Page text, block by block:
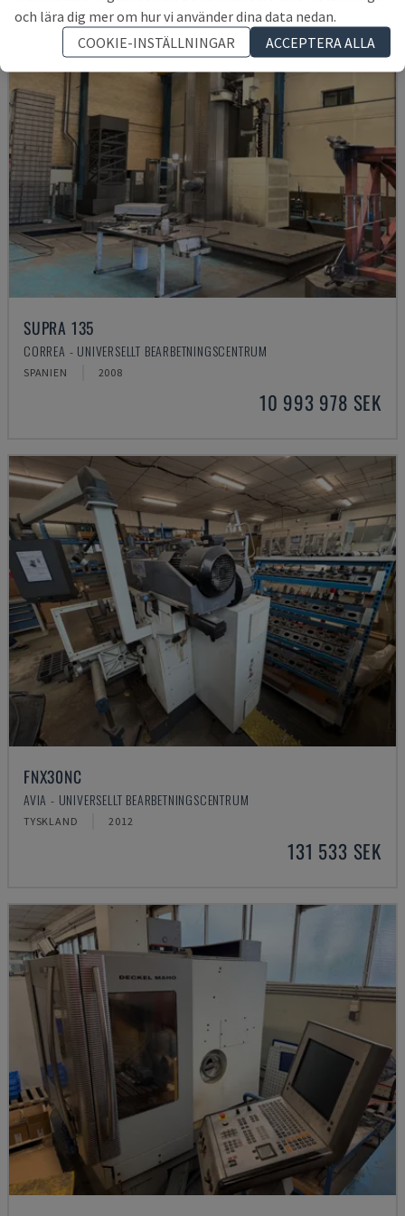
SUPRA 135
CORREA - UNIVERSELLT BEARBETNINGSCENTRUM
SPANIEN 2008
10 993 978 SEK
FNX30NC
AVIA - UNIVERSELLT BEARBETNINGSCENTRUM
TYSKLAND 2012
131 533 SEK
och lära dig mer om hur vi använder dina data nedan.
COOKIE-INSTÄLLNINGAR
ACCEPTERA ALLA